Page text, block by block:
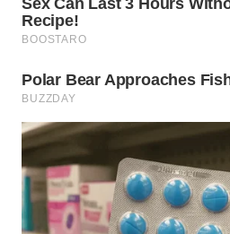
WN
BINJAI
WN
WN
INDRAMAYU
WN